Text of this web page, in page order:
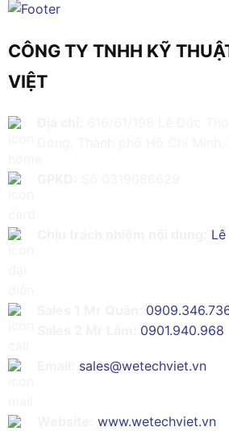
CÔNG TY TNHH KỸ
VIỆT
0901.940.968
sales@wetechviet.vn
www.wetechviet.vn